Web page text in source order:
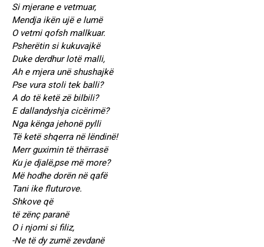
Si mjerane e vetmuar,
Mendja ikën ujë e lumë
O vetmi qofsh mallkuar.
Psherëtin si kukuvajkë
Duke derdhur lotë malli,
Ah e mjera unë shushajkë
Pse vura stoli tek balli?
A do të ketë zë bilbili?
E dallandyshja cicërimë?
Nga kënga jehonë pylli
Të ketë shqerra në lëndinë!
Merr guximin të thërrasë
Ku je djalë,pse më more?
Më hodhe dorën në qafë
Tani ike fluturove.
Shkove që
të zënç paranë
O i njomi si filiz,
-Ne të dy zumë zevdanë